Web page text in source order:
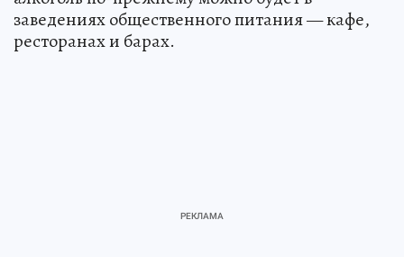
заведениях общественного питания — кафе,
ресторанах и барах.